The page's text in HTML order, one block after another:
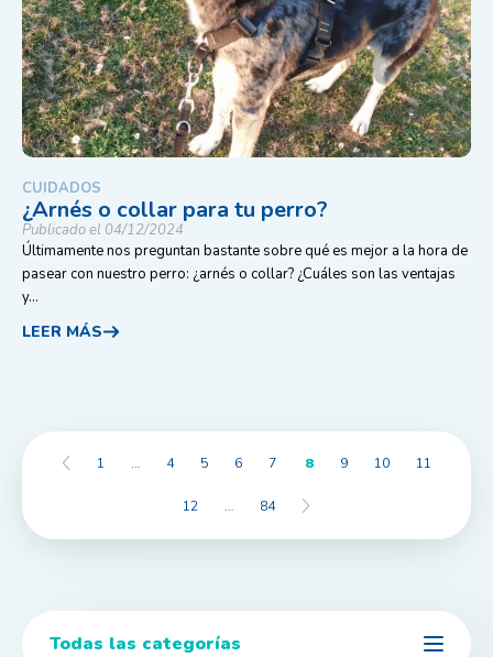
CUIDADOS
¿Arnés o collar para tu perro?
Publicado el 04/12/2024
Últimamente nos preguntan bastante sobre qué es mejor a la hora de
pasear con nuestro perro: ¿arnés o collar? ¿Cuáles son las ventajas
y...
LEER MÁS
1 … 4 5 6 7 8 9 10 11
12 … 84
Todas las categorías